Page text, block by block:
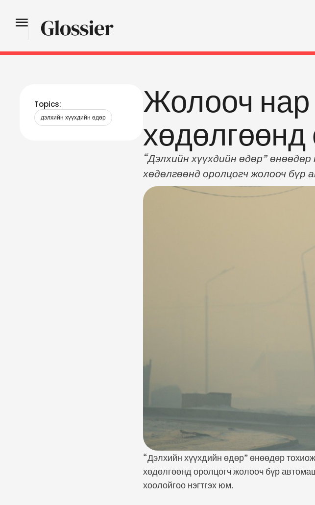
Topics:
дэлхийн хүүхдийн өдөр
Жолооч нар
“Дэлхийн хүүхдийн өдөр”
хөдөлгөөнд оролцогч жолооч бүр
хоолойгоо нэгтгэх юм. Тиймээс
оролцохыг Тээврийн цагдаагийн
“Дэлхийн хүүхдийн өдөр” өнөөдөр
хөдөлгөөнд оролцогч жолооч бүр
хоолойгоо нэгтгэх юм.